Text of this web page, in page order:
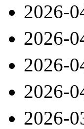
2026-
2026-
2026-
2026-
2026-